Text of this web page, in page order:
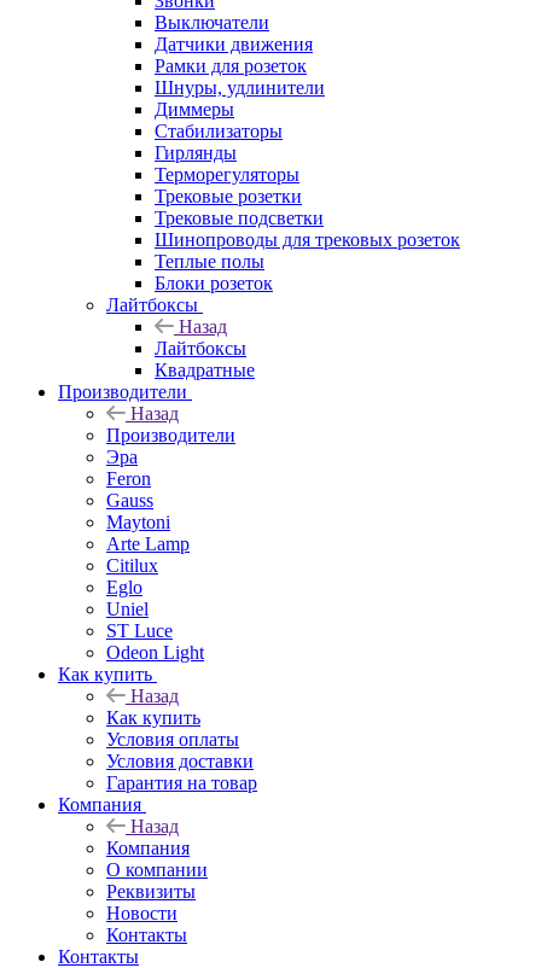
Выключатели
Датчики движения
Рамки для розеток
Шнуры, удлинители
Диммеры
Стабилизаторы
Гирлянды
Терморегуляторы
Трековые розетки
Трековые подсветки
Шинопроводы для трековых розеток
Теплые полы
Блоки розеток
Лайтбоксы
Назад
Лайтбоксы
Квадратные
Производители
Назад
Производители
Эра
Feron
Gauss
Maytoni
Arte Lamp
Citilux
Eglo
Uniel
ST Luce
Odeon Light
Как купить
Назад
Как купить
Условия оплаты
Условия доставки
Гарантия на товар
Компания
Назад
Компания
О компании
Реквизиты
Новости
Контакты
Контакты